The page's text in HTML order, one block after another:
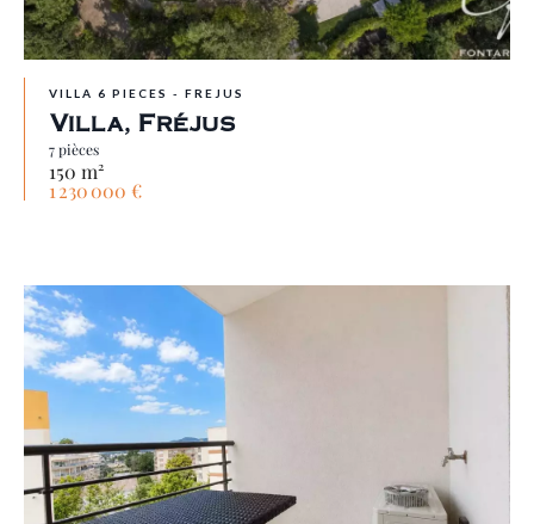
VILLA 6 PIECES - FREJUS
Villa, Fréjus
7 pièces
150 m²
1 230 000 €